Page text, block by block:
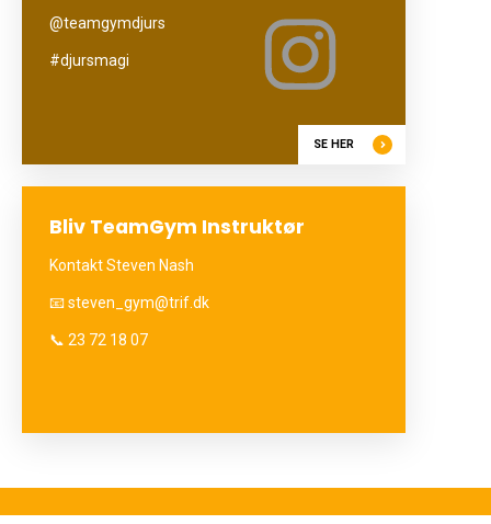
@teamgymdjurs
#djursmagi
SE HER
Bliv TeamGym Instruktør
Kontakt Steven Nash
📧 steven_gym@trif.dk
📞 23 72 18 07